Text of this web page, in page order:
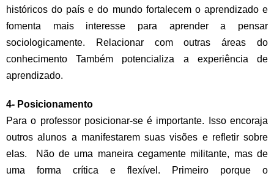
históricos do país e do mundo fortalecem o aprendizado e
fomenta mais interesse para aprender a pensar
sociologicamente. Relacionar com outras áreas do
conhecimento Também potencializa a experiência de
aprendizado.
4- Posicionamento
Para o professor posicionar-se é importante. Isso encoraja
outros alunos a manifestarem suas visões e refletir sobre
elas. Não de uma maneira cegamente militante, mas de
uma forma crítica e flexível. Primeiro porque o